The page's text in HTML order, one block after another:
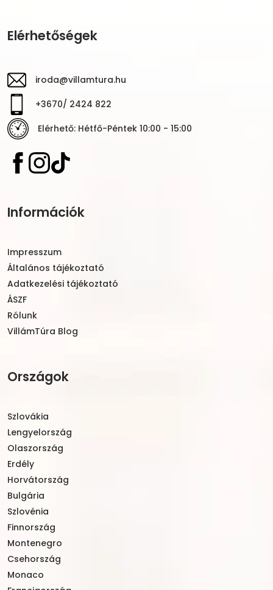
Elérhetőségek
iroda@villamtura.hu
+3670/ 2424 822
Elérhető: Hétfő-Péntek 10:00 - 15:00
Információk
Impresszum
Általános tájékoztató
Adatkezelési tájékoztató
ÁSZF
Rólunk
VillámTúra Blog
Országok
Szlovákia
Lengyelország
Olaszország
Erdély
Horvátország
Bulgária
Szlovénia
Finnország
Montenegro
Csehország
Monaco